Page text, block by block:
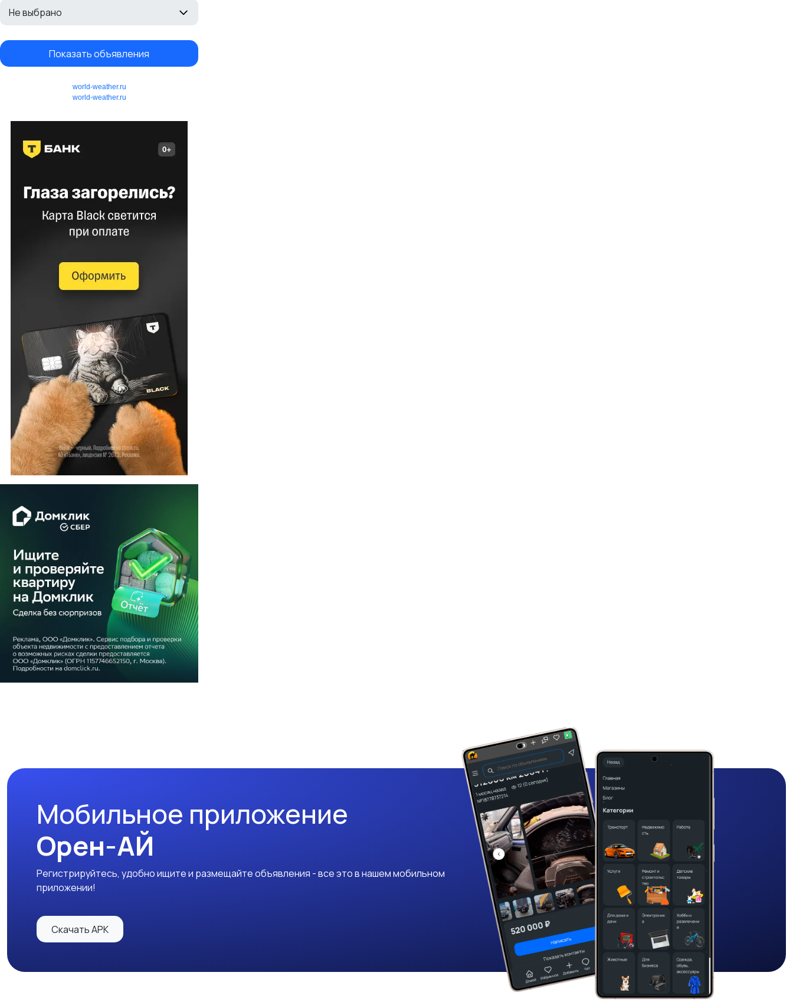
Не выбрано
Показать объявления
world-weather.ru
world-weather.ru
Мобильное приложение
Орен-АЙ
Регистрируйтесь, удобно ищите и размещайте объявления - все это в нашем мобильном
приложении!
Скачать APK